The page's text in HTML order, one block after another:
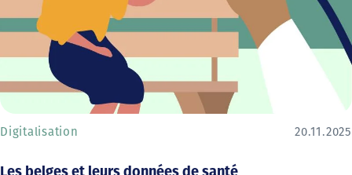
Digitalisation 20.11.2025